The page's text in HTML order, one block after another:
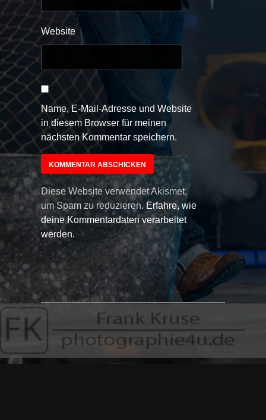
Website
Name, E-Mail-Adresse und Website
in diesem Browser für meinen
nächsten Kommentar speichern.
Diese Website verwendet Akismet,
um Spam zu reduzieren. Erfahre, wie
deine Kommentardaten verarbeitet
werden.